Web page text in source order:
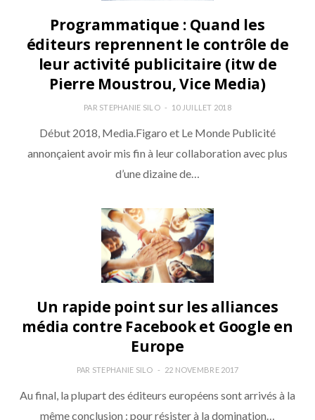
Programmatique : Quand les
éditeurs reprennent le contrôle de
leur activité publicitaire (itw de
Pierre Moustrou, Vice Media)
PAR STEPHANIE SILO 10 JUILLET 2018
Début 2018, Media.Figaro et Le Monde Publicité
annonçaient avoir mis fin à leur collaboration avec plus
d’une dizaine de…
Un rapide point sur les alliances
média contre Facebook et Google en
Europe
PAR STEPHANIE SILO 22 NOVEMBRE 2017
Au final, la plupart des éditeurs européens sont arrivés à la
même conclusion : pour résister à la domination…